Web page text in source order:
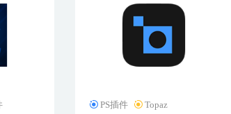
PS插件 Topaz